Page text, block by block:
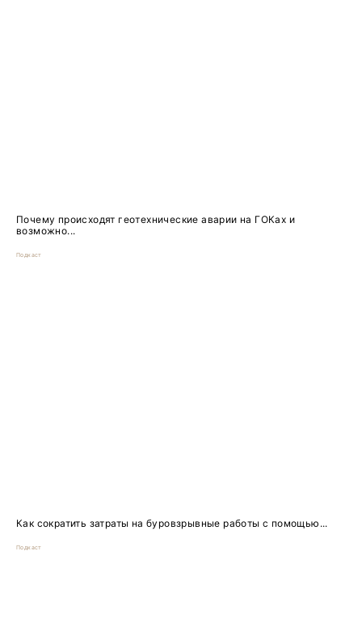
Почему происходят геотехнические аварии на ГОКах и
возможно...
Подкаст
Как сократить затраты на буровзрывные работы с помощью...
Подкаст